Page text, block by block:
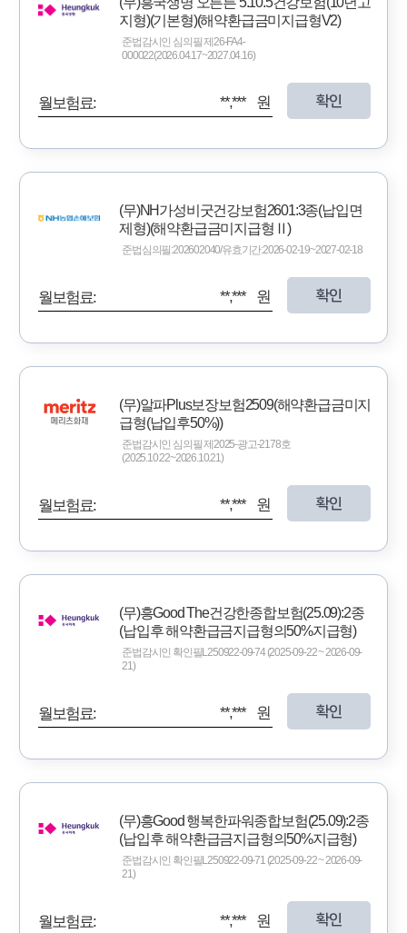
지형)(기본형)(해약환급금미지급형V2)
준법감시인 심의필 제26-FA4-
000022(2026.04.17~2027.04.16)
월보험료: **,*** 원 확인
(무)NH가성비굿건강보험2601:3종(납입면
제형)(해약환급금미지급형Ⅱ)
준법심의필:202602040/유효기간:2026-02-19~2027-02-18
월보험료: **,*** 원 확인
(무)알파Plus보장보험2509(해약환급금미지
급형(납입후50%))
준법감시인 심의필 제2025-광고-2178호
(2025.10.22~2026.10.21)
월보험료: **,*** 원 확인
(무)흥Good The건강한종합보험(25.09):2종
(납입후 해약환급금지급형의50%지급형)
준법감시인 확인필L250922-09-74 (2025-09-22 ~ 2026-09-
21)
월보험료: **,*** 원 확인
(무)흥Good 행복한파워종합보험(25.09):2종
(납입후 해약환급금지급형의50%지급형)
준법감시인 확인필L250922-09-71 (2025-09-22 ~ 2026-09-
21)
월보험료: **,*** 원 확인